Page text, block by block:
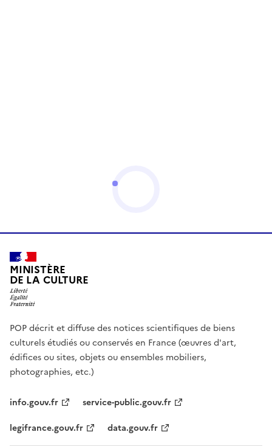
MINISTÈRE
DE LA CULTURE
POP décrit et diffuse des notices scientifiques de biens
culturels étudiés ou conservés en France (œuvres d'art,
édifices ou sites, objets ou ensembles mobiliers,
photographies, etc.)
info.gouv.fr
service-public.gouv.fr
legifrance.gouv.fr
data.gouv.fr